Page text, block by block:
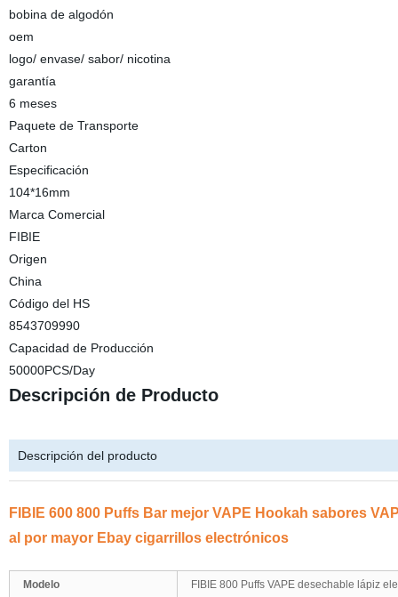
bobina de algodón
oem
logo/ envase/ sabor/ nicotina
garantía
6 meses
Paquete de Transporte
Carton
Especificación
104*16mm
Marca Comercial
FIBIE
Origen
China
Código del HS
8543709990
Capacidad de Producción
50000PCS/Day
Descripción de Producto
Descripción del producto
FIBIE 600 800 Puffs Bar mejor VAPE Hookah sabores
al por mayor Ebay cigarrillos electrónicos
Modelo FIBIE 800 Puffs VAPE desechable lápiz